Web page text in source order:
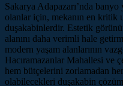
Sakarya Adapazarı’nda
olanlar için, mekanın en kritik
duşakabinlerdir. Estetik
alanını daha verimli hale
modern yaşam alanlarının
Hacıramazanlar Mahallesi ve
hem bütçelerini zorlamadan
olabilecekleri duşakabin